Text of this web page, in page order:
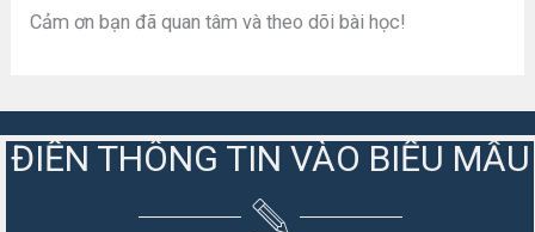
Cảm ơn bạn đã quan tâm và theo dõi bài học!
ĐIỀN THÔNG TIN VÀO BIỂU MẪU